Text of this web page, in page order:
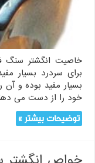
خاصیت انگشتر سنگ
برای سردرد بسیار
بسیار مفید بوده و
خود را از دست می
توضیحات بیشتر »